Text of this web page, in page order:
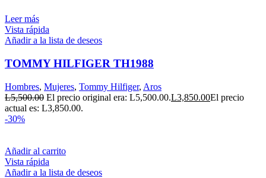
Leer más
Vista rápida
Añadir a la lista de deseos
TOMMY HILFIGER TH1988
Hombres, Mujeres, Tommy Hilfiger, Aros
L5,500.00 El precio original era: L5,500.00.L3,850.00El precio
actual es: L3,850.00.
-30%
Añadir al carrito
Vista rápida
Añadir a la lista de deseos